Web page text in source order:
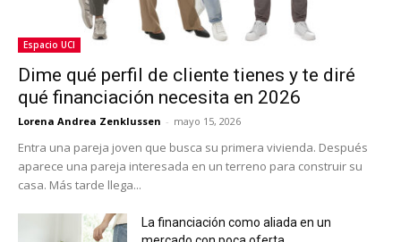
Espacio UCI
Dime qué perfil de cliente tienes y te diré
qué financiación necesita en 2026
Lorena Andrea Zenklussen - mayo 15, 2026
Entra una pareja joven que busca su primera vivienda. Después
aparece una pareja interesada en un terreno para construir su
casa. Más tarde llega...
La financiación como aliada en un